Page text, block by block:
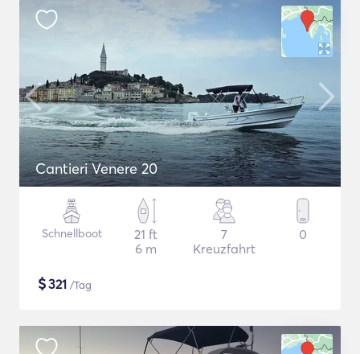
Cantieri Venere 20
Schnellboot
21 ft
6 m
7
Kreuzfahrt
0
$321 /Tag